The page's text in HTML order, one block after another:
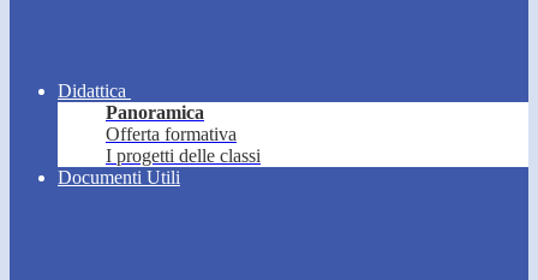
Didattica
Panoramica
Offerta formativa
I progetti delle classi
Documenti Utili